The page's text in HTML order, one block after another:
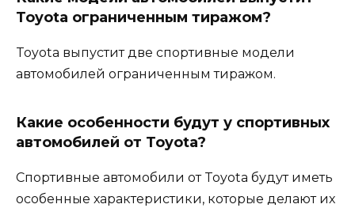
Toyota ограниченным тиражом?
Toyota выпустит две спортивные модели
автомобилей ограниченным тиражом.
Какие особенности будут у спортивных
автомобилей от Toyota?
Спортивные автомобили от Toyota будут иметь
особенные характеристики, которые делают их